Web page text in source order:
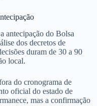
antecipação do Bolsa
dos decretos de
duram de 30 a 90
local.
do cronograma de
oficial do estado de
mas a confirmação